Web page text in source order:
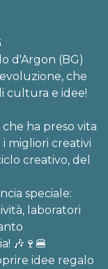
d'Argon (BG)
che
cultura e idee!
ha preso vita
migliori creativi
creativo, del
speciale:
laboratori
🎶🍷🍔
idee regalo